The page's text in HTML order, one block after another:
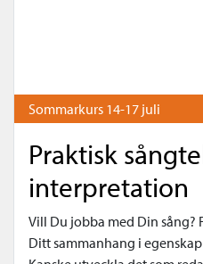
Sommarkurs 14-17 juli
Praktisk
interpretation
Vill Du jobba med Din sång?
Ditt sammanhang i